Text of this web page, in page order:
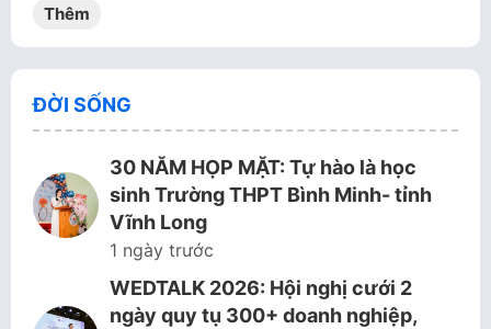
Thêm
ĐỜI SỐNG
30 NĂM HỌP MẶT: Tự hào là học
sinh Trường THPT Bình Minh- tỉnh
Vĩnh Long
1 ngày trước
WEDTALK 2026: Hội nghị cưới 2
ngày quy tụ 300+ doanh nghiệp,